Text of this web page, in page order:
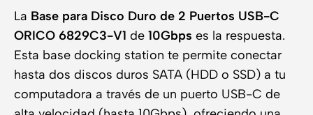
La Base para Disco Duro de 2 Puertos USB-C
ORICO 6829C3-V1 de 10Gbps es la respuesta.
Esta base docking station te permite conectar
hasta dos discos duros SATA (HDD o SSD) a tu
computadora a través de un puerto USB-C de